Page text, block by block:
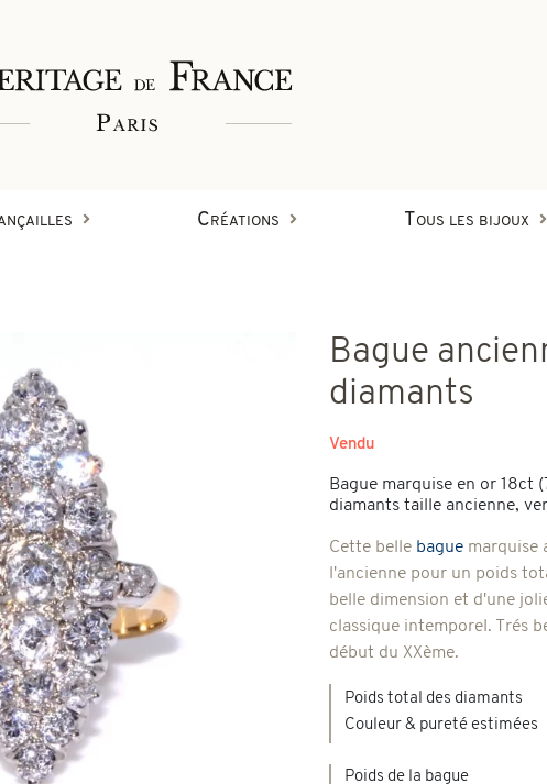
Créations
de couleur
Tous les bijoux
Colliers & Pendentifs
Bague
diamants
Vendu
Bague marquise en or
diamants taille ancienne,
Cette belle bague marquise
l'ancienne pour un poids
belle dimension et d'une
classique intemporel. Trés
début du XXème.
Poids total des diamants
Couleur & pureté estimées
Poids de la bague